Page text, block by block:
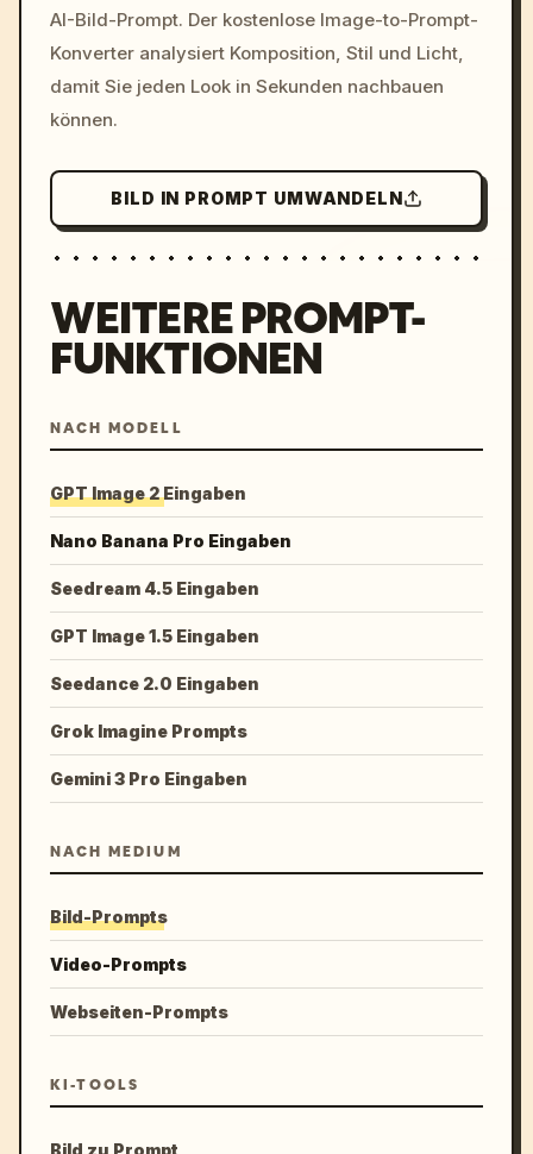
colors, 8k --v 6.0
AI-Bild-Prompt. Der kostenlose Image-to-Prompt-
Konverter analysiert Komposition, Stil und Licht,
damit Sie jeden Look in Sekunden nachbauen
können.
BILD IN PROMPT UMWANDELN
WEITERE PROMPT-
FUNKTIONEN
NACH MODELL
GPT Image 2 Eingaben
Nano Banana Pro Eingaben
Seedream 4.5 Eingaben
GPT Image 1.5 Eingaben
Seedance 2.0 Eingaben
Grok Imagine Prompts
Gemini 3 Pro Eingaben
NACH MEDIUM
Bild-Prompts
Video-Prompts
Webseiten-Prompts
KI-TOOLS
Bild zu Prompt